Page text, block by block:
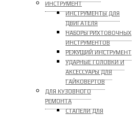
ИНСТРУМЕНТ
ИНСТРУМЕНТЫ ДЛЯ
ДВИГАТЕЛЯ
НАБОРЫ РИХТОВОЧНЫХ
ИНСТРУМЕНТОВ
РЕЖУЩИЙ ИНСТРУМЕНТ
УДАРНЫЕ ГОЛОВКИ И
АКСЕССУАРЫ ДЛЯ
ГАЙКОВЕРТОВ
ДЛЯ КУЗОВНОГО
РЕМОНТА
СТАПЕЛИ ДЛЯ